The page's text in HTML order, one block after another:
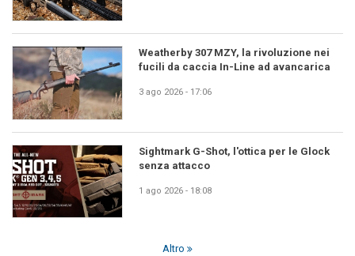
Weatherby 307 MZY, la rivoluzione nei
fucili da caccia In-Line ad avancarica
3 ago 2026 - 17:06
Sightmark G-Shot, l'ottica per le Glock
senza attacco
1 ago 2026 - 18:08
Altro